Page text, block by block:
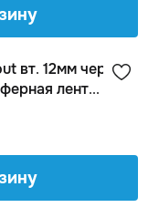
вт. 12мм черный
лент...